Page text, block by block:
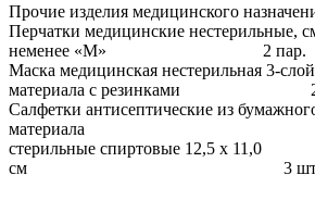
Прочие изделия медицинского
Перчатки медицинские нестерильные,
неменее «М» 2 пар.
Маска медицинская нестерильная 3-
материала с резинками 2
Салфетки антисептические из
материала
стерильные спиртовые 12,5 х 11,0
см 3